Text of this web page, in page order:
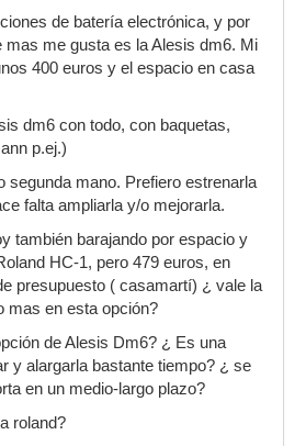
de batería electrónica, y por
mas me gusta es la Alesis dm6. Mi
400 euros y el espacio en casa
dm6 con todo, con baquetas,
p.ej.)
segunda mano. Prefiero estrenarla
falta ampliarla y/o mejorarla.
también barajando por espacio y
HC-1, pero 479 euros, en
presupuesto ( casamartí) ¿ vale la
mas en esta opción?
de Alesis Dm6? ¿ Es una
y alargarla bastante tiempo? ¿ se
en un medio-largo plazo?
roland?